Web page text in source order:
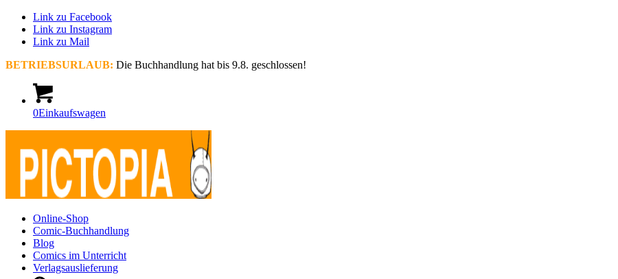
Link zu Facebook
Link zu Instagram
Link zu Mail
BETRIEBSURLAUB: Die Buchhandlung hat bis 9.8. geschlossen!
0Einkaufswagen
Online-Shop
Comic-Buchhandlung
Blog
Comics im Unterricht
Verlagsauslieferung